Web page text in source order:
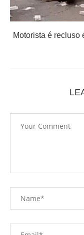
Motorista é recluso